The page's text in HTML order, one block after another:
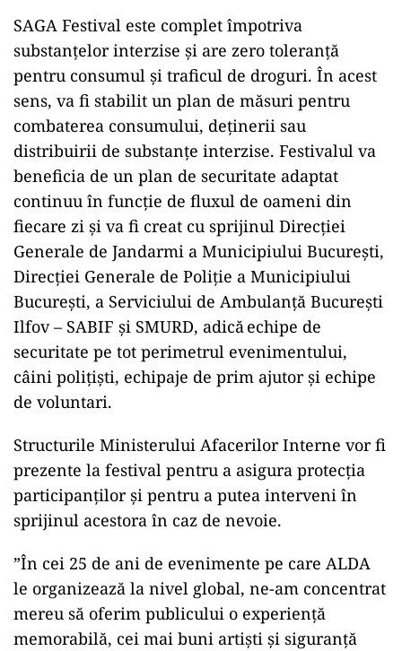
SAGA Festival este complet împotriva
substanțelor interzise și are zero toleranță
pentru consumul și traficul de droguri. În acest
sens, va fi stabilit un plan de măsuri pentru
combaterea consumului, deţinerii sau
distribuirii de substanţe interzise. Festivalul va
beneficia de un plan de securitate adaptat
continuu în funcție de fluxul de oameni din
fiecare zi și va fi creat cu sprijinul Direcției
Generale de Jandarmi a Municipiului București,
Direcției Generale de Poliție a Municipiului
București, a Serviciului de Ambulanță București
Ilfov – SABIF și SMURD, adică echipe de
securitate pe tot perimetrul evenimentului,
câini polițiști, echipaje de prim ajutor și echipe
de voluntari.
Structurile Ministerului Afacerilor Interne vor fi
prezente la festival pentru a asigura protecția
participanților și pentru a putea interveni în
sprijinul acestora în caz de nevoie.
”În cei 25 de ani de evenimente pe care ALDA
le organizează la nivel global, ne-am concentrat
mereu să oferim publicului o experiență
memorabilă, cei mai buni artiști și siguranță